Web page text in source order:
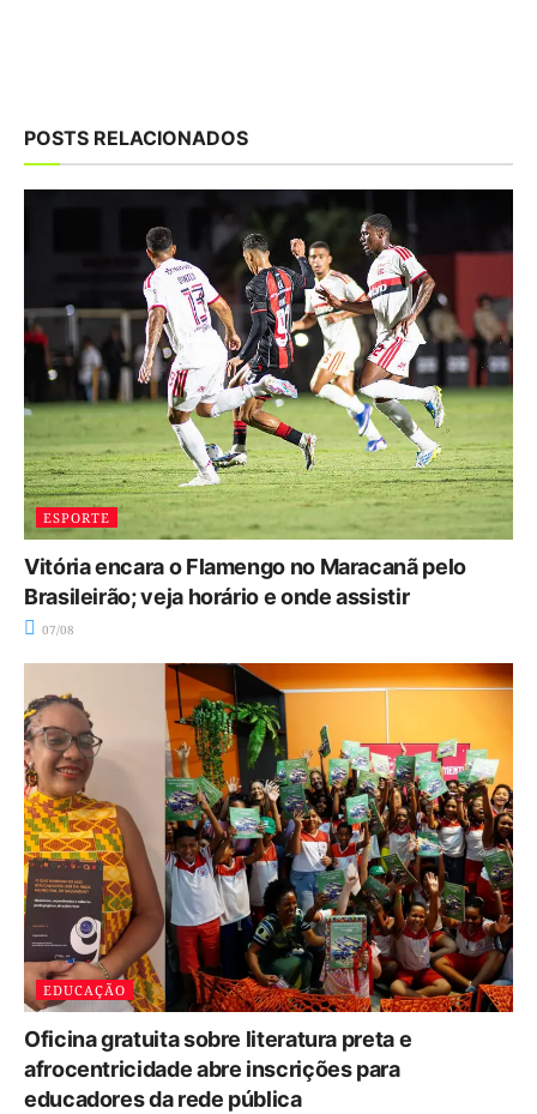
POSTS RELACIONADOS
ESPORTE
Vitória encara o Flamengo no Maracanã pelo
Brasileirão; veja horário e onde assistir
07/08
EDUCAÇÃO
Oficina gratuita sobre literatura preta e
afrocentricidade abre inscrições para
educadores da rede pública